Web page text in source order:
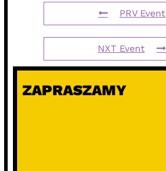
PRV Event
NXT Event
ZAPRASZAMY